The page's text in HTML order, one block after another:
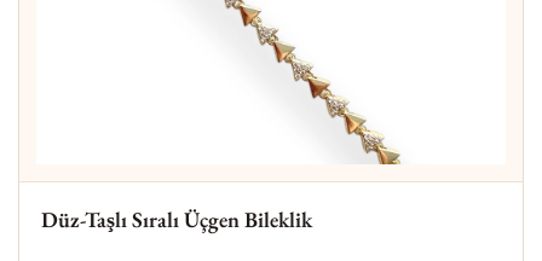
Düz-Taşlı Sıralı Üçgen Bileklik